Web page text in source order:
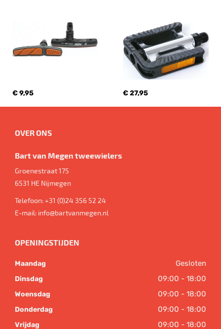
€ 9,95 € 27,95
OVER ONS
Bart van Megen tweewielers
Groenestraat 175
6531 HE Nijmegen
Telefoon:+31 (0)24 356 52 24
E-mail: info@bartvanmegen.nl
OPENINGSTIJDEN
Maandag Gesloten
Dinsdag 09:00 - 18:00
Woensdag 09:00 - 18:00
Donderdag 09:00 - 18:00
Vrijdag 09:00 - 18:00